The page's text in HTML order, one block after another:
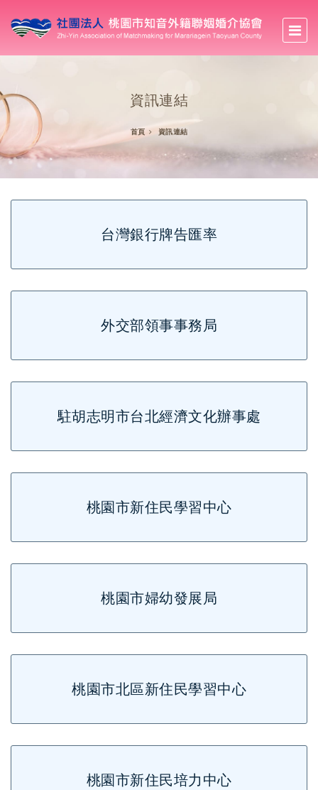
資訊連結
首頁 資訊連結
台灣銀行牌告匯率
外交部領事事務局
駐胡志明市台北經濟文化辦事處
桃園市新住民學習中心
桃園市婦幼發展局
桃園市北區新住民學習中心
桃園市新住民培力中心